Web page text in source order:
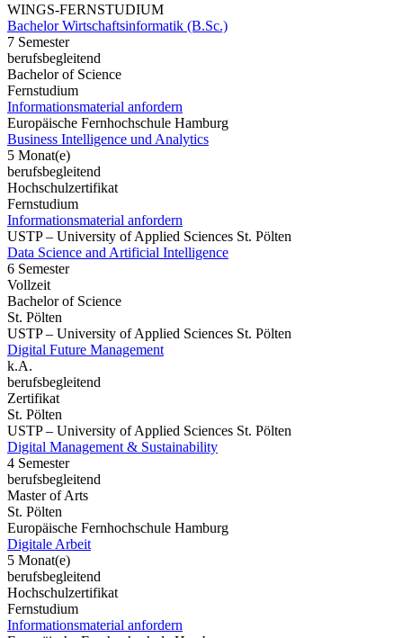
WINGS-FERNSTUDIUM
Bachelor Wirtschaftsinformatik (B.Sc.)
7 Semester
berufsbegleitend
Bachelor of Science
Fernstudium
Informationsmaterial anfordern
Europäische Fernhochschule Hamburg
Business Intelligence und Analytics
5 Monat(e)
berufsbegleitend
Hochschulzertifikat
Fernstudium
Informationsmaterial anfordern
USTP – University of Applied Sciences St. Pölten
Data Science and Artificial Intelligence
6 Semester
Vollzeit
Bachelor of Science
St. Pölten
USTP – University of Applied Sciences St. Pölten
Digital Future Management
k.A.
berufsbegleitend
Zertifikat
St. Pölten
USTP – University of Applied Sciences St. Pölten
Digital Management & Sustainability
4 Semester
berufsbegleitend
Master of Arts
St. Pölten
Europäische Fernhochschule Hamburg
Digitale Arbeit
5 Monat(e)
berufsbegleitend
Hochschulzertifikat
Fernstudium
Informationsmaterial anfordern